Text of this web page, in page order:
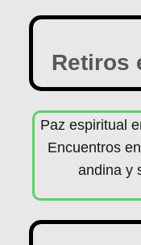
Retiros
Paz espiritual
Encuentros
andina y